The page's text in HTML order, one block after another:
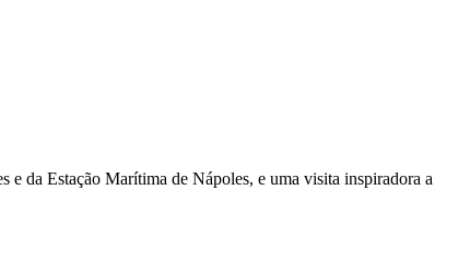
da Estação Marítima de Nápoles, e uma visita inspiradora a